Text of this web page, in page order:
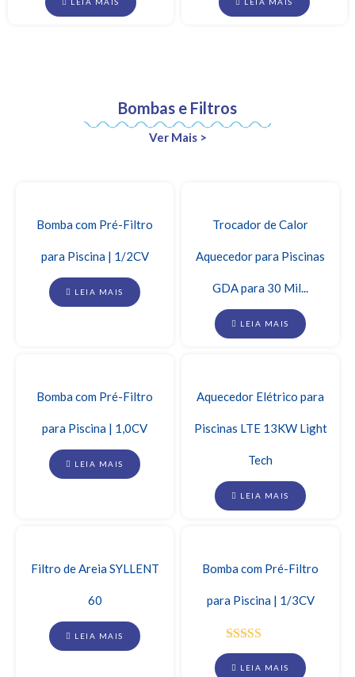
Bombas e Filtros
Ver Mais >
Bomba com Pré-Filtro
para Piscina | 1/2CV
LEIA MAIS
Trocador de Calor
Aquecedor para Piscinas
GDA para 30 Mil...
LEIA MAIS
Bomba com Pré-Filtro
para Piscina | 1,0CV
LEIA MAIS
Aquecedor Elétrico para
Piscinas LTE 13KW Light
Tech
LEIA MAIS
Filtro de Areia SYLLENT
60
LEIA MAIS
Bomba com Pré-Filtro
para Piscina | 1/3CV
Avaliação
5.00de 5
LEIA MAIS